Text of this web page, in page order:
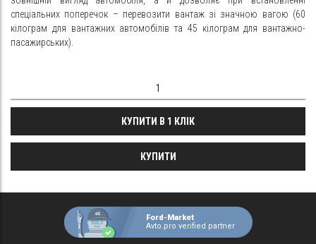
спеціальних поперечок – перевозити вантаж зі значною вагою (60
кілограм для вантажних автомобілів та 45 кілограм для вантажно-
пасажирських).
КУПИТИ В 1 КЛІК
КУПИТИ
Ford-Market
Avto.pro verified partner